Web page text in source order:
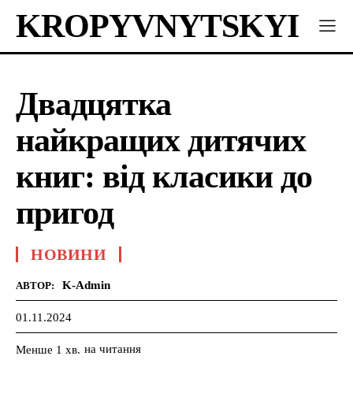
KROPYVNYTSKYI
Двадцятка
найкращих дитячих
книг: від класики до
пригод
НОВИНИ
АВТОР: K-Admin
01.11.2024
Менше 1 хв. на читання